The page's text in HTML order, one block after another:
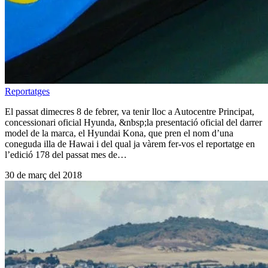
Reportatges
El passat dimecres 8 de febrer, va tenir lloc a Autocentre Principat,
concessionari oficial Hyunda, &nbsp;la presentació oficial del darrer
model de la marca, el Hyundai Kona, que pren el nom d’una
coneguda illa de Hawai i del qual ja vàrem fer-vos el reportatge en
l’edició 178 del passat mes de…
30 de març del 2018